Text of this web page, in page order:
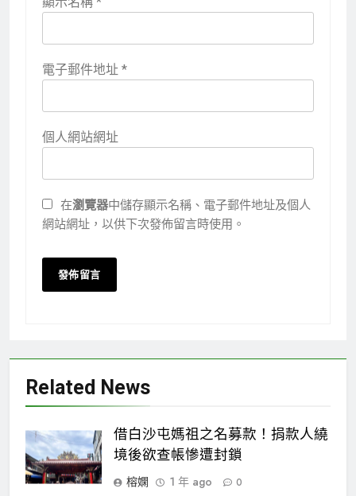
電子郵件地址 *
個人網站網址
在瀏覽器中儲存顯示名稱、電子郵件地址及個人
網站網址，以供下次發佈留言時使用。
Related News
借白沙屯媽祖之名募款！捐款人繞
境後欲查帳慘遭封鎖
榕嫻
1 年 ago 0